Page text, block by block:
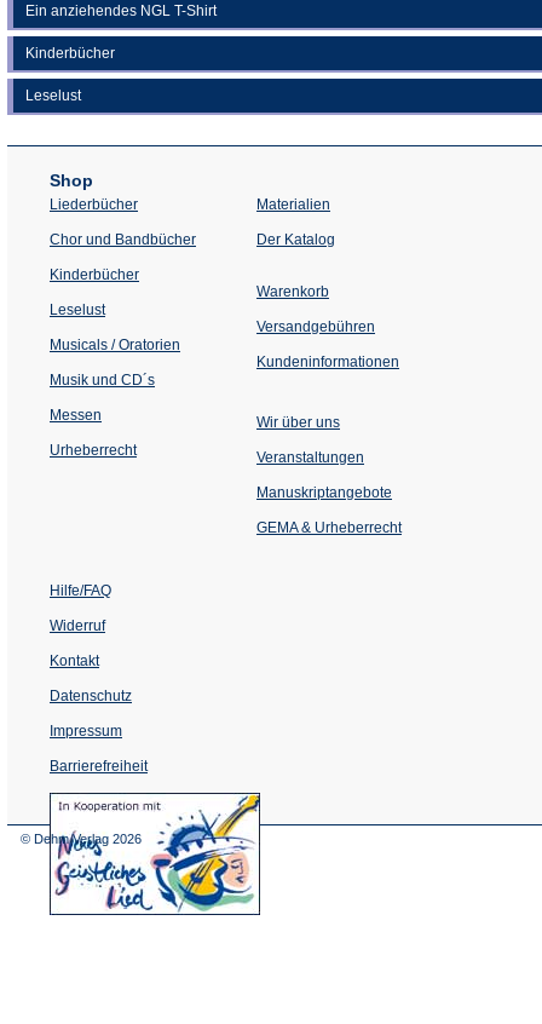
Ein anziehendes NGL T-Shirt
Kinderbücher
Leselust
Shop
Liederbücher
Chor und Bandbücher
Kinderbücher
Leselust
Musicals / Oratorien
Musik und CD´s
Messen
Urheberrecht
Materialien
Der Katalog
Warenkorb
Versandgebühren
Kundeninformationen
Wir über uns
Veranstaltungen
einem
Tab)
Manuskriptangebote
GEMA & Urheberrecht
Hilfe/FAQ
Widerruf
Kontakt
Datenschutz
Impressum
Barrierefreiheit
(Öffnet
in
© Dehm Verlag 2026